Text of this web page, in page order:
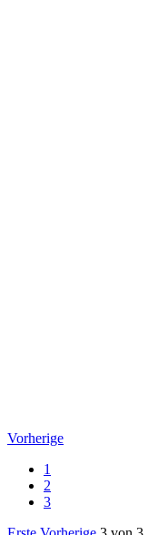
Vorherige
1
2
3